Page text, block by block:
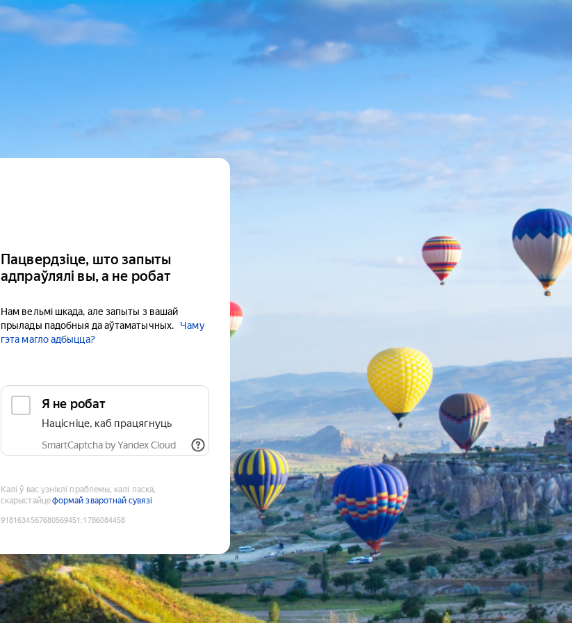
Пацвердзіце, што запыты
адпраўлялі вы, а не робат
Нам вельмі шкада, але запыты з вашай
прылады падобныя да аўтаматычных.
Чаму
гэта магло адбыцца?
Я не робат
Націсніце, каб працягнуць
SmartCaptcha by Yandex Cloud
Калі ў вас узніклі праблемы, калі ласка,
скарыстайцеформай зваротнай сувязі
9181634567680569451 :1786084458